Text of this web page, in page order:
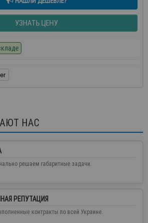
УЗНАТЬ ЦЕНУ
НАС
решаем габаритные задачи.
РЕПУТАЦИЯ
контракты по всей Украине.